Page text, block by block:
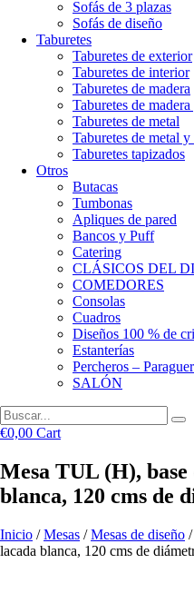
Sofás de 3 plazas
Sofás de diseño
Taburetes
Taburetes de exterior
Taburetes de interior
Taburetes de madera
Taburetes de
Taburetes de metal
Taburetes de metal
Taburetes tapizados
Otros
Butacas
Tumbonas
Apliques de pared
Bancos y Puff
Catering
CLÁSICOS DEL
COMEDORES
Consolas
Cuadros
Diseños 100 % de
Estanterías
Percheros –
SALÓN
€0,00 Cart
Mesa TUL (H),
blanca, 120 cms de
Inicio /Mesas /Mesas de diseño
lacada blanca, 120 cms de